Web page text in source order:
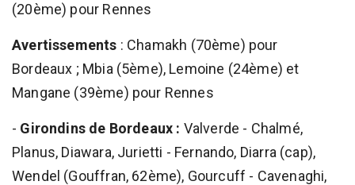
(20ème) pour Rennes
Avertissements : Chamakh (70ème) pour
Bordeaux ; Mbia (5ème), Lemoine (24ème) et
Mangane (39ème) pour Rennes
- Girondins de Bordeaux : Valverde - Chalmé,
Planus, Diawara, Jurietti - Fernando, Diarra (cap),
Wendel (Gouffran, 62ème), Gourcuff - Cavenaghi,